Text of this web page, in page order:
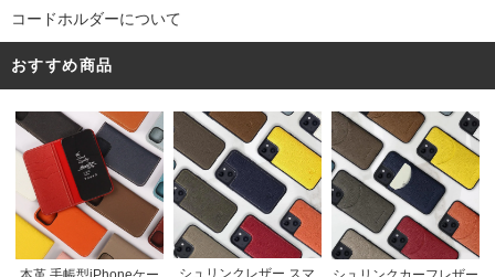
コードホルダーについて
おすすめ商品